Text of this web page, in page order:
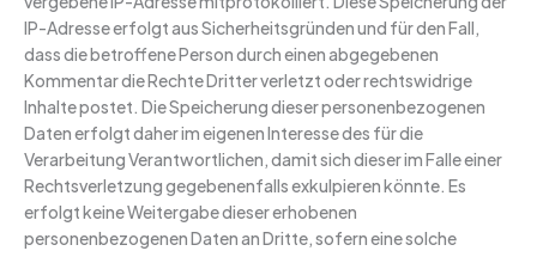
IP-Adresse erfolgt aus Sicherheitsgründen und für den Fall,
dass die betroffene Person durch einen abgegebenen
Kommentar die Rechte Dritter verletzt oder rechtswidrige
Inhalte postet. Die Speicherung dieser personenbezogenen
Daten erfolgt daher im eigenen Interesse des für die
Verarbeitung Verantwortlichen, damit sich dieser im Falle einer
Rechtsverletzung gegebenenfalls exkulpieren könnte. Es
erfolgt keine Weitergabe dieser erhobenen
personenbezogenen Daten an Dritte, sofern eine solche